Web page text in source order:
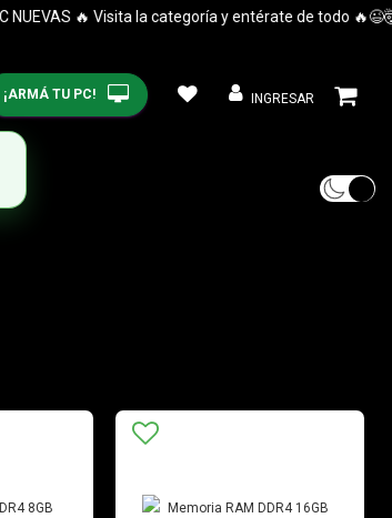
🔥 Visita la categoría y entérate de todo 🔥😉🤯
¡ARMÁ TU PC! INGRESAR